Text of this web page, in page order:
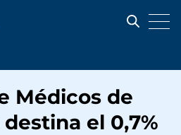
Médicos de
el 0,7%